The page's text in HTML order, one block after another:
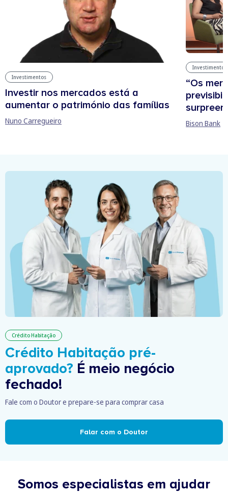
Investimentos
Investir nos mercados está a
aumentar o património das famílias
Nuno Carregueiro
Investimentos
“Os
Bison Bank
Crédito Habitação
Crédito Habitação pré-
aprovado? É meio negócio
fechado!
Fale com o Doutor e prepare-se para comprar casa
Falar com o Doutor
Somos especialistas em ajudar